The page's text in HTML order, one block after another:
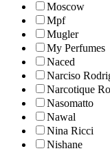
Moscow
Mpf
Mugler
My Perfumes
Naced
Narciso
Narcotique
Nasomatto
Nawal
Nina Ricci
Nishane